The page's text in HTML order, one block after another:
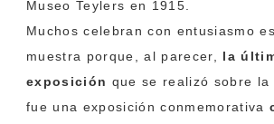
Museo Teylers en 1915.
Muchos celebran con entusiasmo
muestra porque, al parecer, la
exposición que se realizó sobre la
fue una exposición conmemorativa